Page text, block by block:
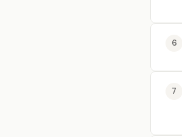
6
7